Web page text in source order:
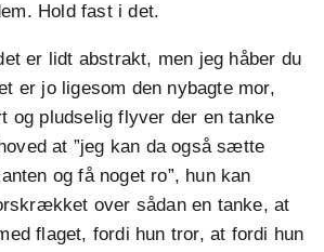
Hold fast i det.
er lidt abstrakt, men jeg håber du
er jo ligesom den nybagte mor,
og pludselig flyver der en tanke
at ”jeg kan da også sætte
og få noget ro”, hun kan
over sådan en tanke, at
flaget, fordi hun tror, at fordi hun